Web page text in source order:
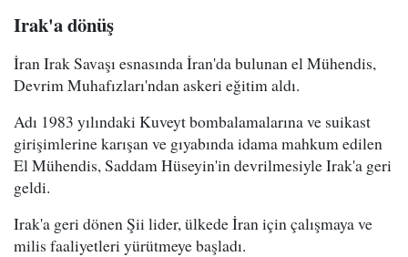
Irak'a dönüş
İran Irak Savaşı esnasında İran'da bulunan el Mühendis,
Devrim Muhafızları'ndan askeri eğitim aldı.
Adı 1983 yılındaki Kuveyt bombalamalarına ve suikast
girişimlerine karışan ve gıyabında idama mahkum edilen
El Mühendis, Saddam Hüseyin'in devrilmesiyle Irak'a geri
geldi.
Irak'a geri dönen Şii lider, ülkede İran için çalışmaya ve
milis faaliyetleri yürütmeye başladı.